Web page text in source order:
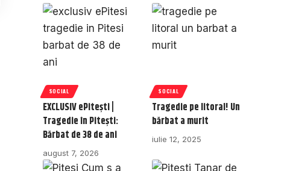
SOCIAL
EXCLUSIV ePitești |
Tragedie în Pitești:
Bărbat de 38 de ani
august 7, 2026
SOCIAL
Tragedie pe litoral! Un
bărbat a murit
iulie 12, 2025